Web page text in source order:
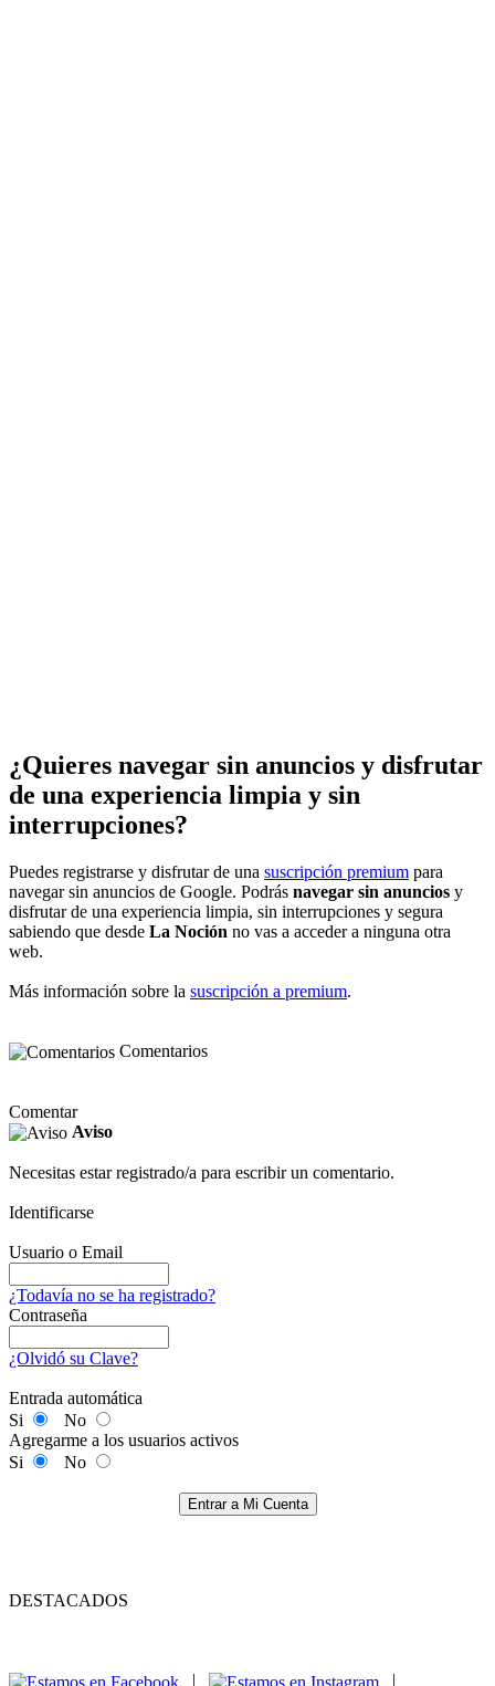
¿Quieres navegar sin anuncios y disfrutar
de una experiencia limpia y sin
interrupciones?
Puedes registrarse y disfrutar de una suscripción premium para
navegar sin anuncios de Google. Podrás navegar sin anuncios y
disfrutar de una experiencia limpia, sin interrupciones y segura
sabiendo que desde La Noción no vas a acceder a ninguna otra
web.
Más información sobre la suscripción a premium.
Comentarios
Comentar
Aviso
Necesitas estar registrado/a para escribir un comentario.
Identificarse
Usuario o Email
¿Todavía no se ha registrado?
Contraseña
¿Olvidó su Clave?
Entrada automática
Si
No
Agregarme a los usuarios activos
Si
No
Entrar a Mi Cuenta
DESTACADOS